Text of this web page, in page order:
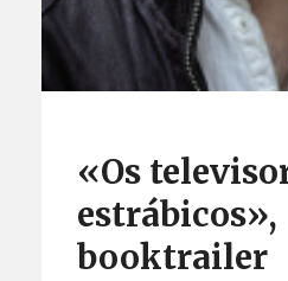
«Os
estrábicos»,
booktrailer